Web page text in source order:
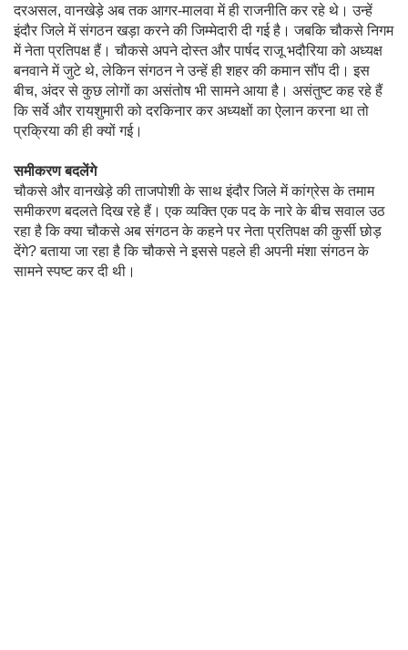
दरअसल, वानखेड़े अब तक आगर-मालवा में ही राजनीति कर रहे थे। उन्हें
इंदौर जिले में संगठन खड़ा करने की जिम्मेदारी दी गई है। जबकि चौकसे निगम
में नेता प्रतिपक्ष हैं। चौकसे अपने दोस्त और पार्षद राजू भदौरिया को अध्यक्ष
बनवाने में जुटे थे, लेकिन संगठन ने उन्हें ही शहर की कमान सौंप दी। इस
बीच, अंदर से कुछ लोगों का असंतोष भी सामने आया है। असंतुष्ट कह रहे हैं
कि सर्वे और रायशुमारी को दरकिनार कर अध्यक्षों का ऐलान करना था तो
प्रक्रिया की ही क्यों गई।
समीकरण बदलेंगे
चौकसे और वानखेड़े की ताजपोशी के साथ इंदौर जिले में कांग्रेस के तमाम
समीकरण बदलते दिख रहे हैं। एक व्यक्ति एक पद के नारे के बीच सवाल उठ
रहा है कि क्या चौकसे अब संगठन के कहने पर नेता प्रतिपक्ष की कुर्सी छोड़
देंगे? बताया जा रहा है कि चौकसे ने इससे पहले ही अपनी मंशा संगठन के
सामने स्पष्ट कर दी थी।